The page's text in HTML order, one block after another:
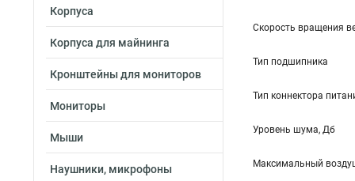
Корпуса
Корпуса для майнинга
Кронштейны для мониторов
Мониторы
Мыши
Наушники, микрофоны
Скорость вращения
Тип подшипника
Тип коннектора
Уровень шума, Дб
Максимальный